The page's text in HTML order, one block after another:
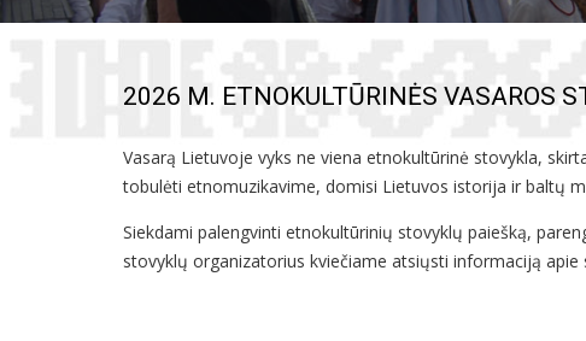
2026 M. ETNOKULTŪRINĖS VASAROS
Vasarą Lietuvoje vyks ne viena etnokultūrinė stovykla,
tobulėti etnomuzikavime, domisi Lietuvos istorija ir baltų
Siekdami palengvinti etnokultūrinių stovyklų paiešką,
stovyklų organizatorius kviečiame atsiųsti informaciją